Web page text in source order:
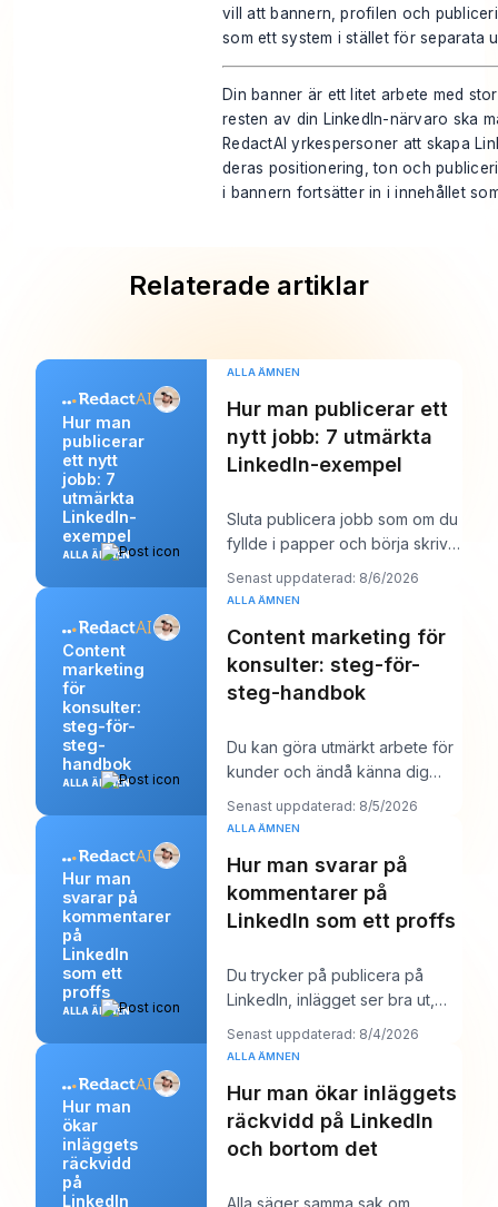
vill att bannern, profilen och
som ett system i stället för separata
Din banner är ett litet arbete med
resten av din LinkedIn-närvaro ska
RedactAI yrkespersoner att skapa
deras positionering, ton och
i bannern fortsätter in i innehållet
Relaterade artiklar
Hur man
publicerar
ett nytt
jobb: 7
utmärkta
LinkedIn-
exempel
ALLA ÄMNEN
ALLA ÄMNEN
Hur man publicerar ett
nytt jobb: 7 utmärkta
LinkedIn-exempel
Sluta publicera jobb som om du
fyllde i papper och börja skriva
dem som om du försökte vinna
över en
Senast uppdaterad: 8/6/2026
Content
marketing
för
konsulter:
steg-för-
steg-
handbok
ALLA ÄMNEN
ALLA ÄMNEN
Content marketing för
konsulter: steg-för-
steg-handbok
Du kan göra utmärkt arbete för
kunder och ändå känna dig
märkligt osynlig online. Arbetet
levereras,
Senast uppdaterad: 8/5/2026
Hur man
svarar på
kommentarer
på
LinkedIn
som ett
proffs
ALLA ÄMNEN
ALLA ÄMNEN
Hur man svarar på
kommentarer på
LinkedIn som ett proffs
Du trycker på publicera på
LinkedIn, inlägget ser bra ut,
och sedan börjar arbetet.
Några kommentare
Senast uppdaterad: 8/4/2026
Hur man
ökar
inläggets
räckvidd
på
LinkedIn
ALLA ÄMNEN
Hur man ökar inläggets
räckvidd på LinkedIn
och bortom det